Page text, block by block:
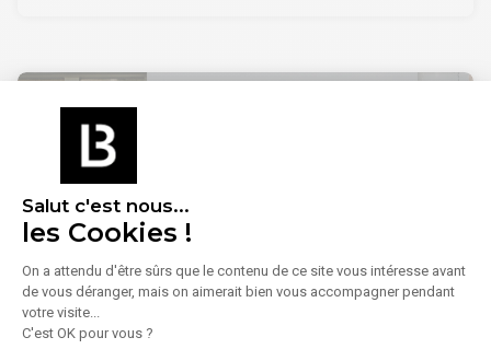
Salut c'est nous...
les Cookies !
On a attendu d'être sûrs que le contenu de ce site vous intéresse avant
de vous déranger, mais on aimerait bien vous accompagner pendant
votre visite...
C'est OK pour vous ?
1 /1
Location Commerce 67 m²